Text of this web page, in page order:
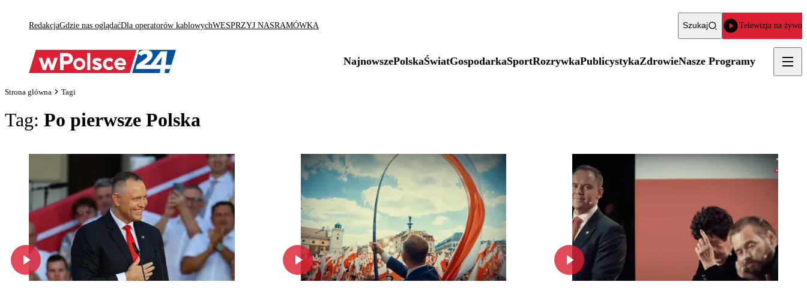
RedakcjaGdzie nas oglądaćDla operatorów kablowychWESPRZYJ NASRAMÓWKA Szukaj Telewizja na żywo
NajnowszePolskaŚwiatGospodarkaSportRozrywkaPublicystykaZdrowieNasze Programy
Strona główna Tagi
Tag: Po pierwsze Polska